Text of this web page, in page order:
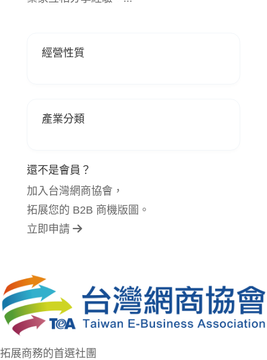
經營性質
產業分類
還不是會員？
加入台灣網商協會，
拓展您的 B2B 商機版圖。
立即申請
拓展商務的首選社團